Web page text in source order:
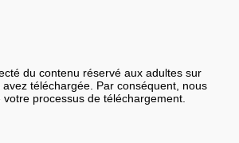
du contenu réservé aux adultes sur
téléchargée. Par conséquent, nous
processus de téléchargement.